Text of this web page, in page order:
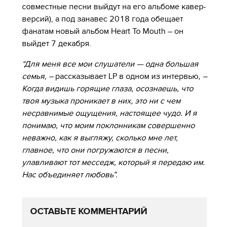
совместные песни выйдут на его альбоме кавер-
версий), а под занавес 2018 года обещает
фанатам новый альбом Heart To Mouth – он
выйдет 7 декабря.
“Для меня все мои слушатели — одна большая
семья, – рассказывает LP в одном из интервью, –
Когда видишь горящие глаза, осознаешь, что
твоя музыка проникает в них, это ни с чем
несравнимые ощущения, настоящее чудо. И я
понимаю, что моим поклонникам совершенно
неважно, как я выгляжу, сколько мне лет,
главное, что они погружаются в песни,
улавливают тот месседж, который я передаю им.
Нас объединяет любовь”.
ОСТАВЬТЕ КОММЕНТАРИЙ